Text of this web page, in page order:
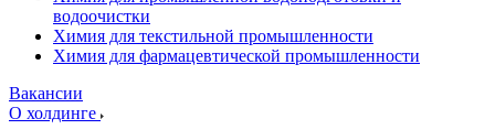
водоочистки
Химия для текстильной промышленности
Химия для фармацевтической промышленности
Вакансии
О холдинге